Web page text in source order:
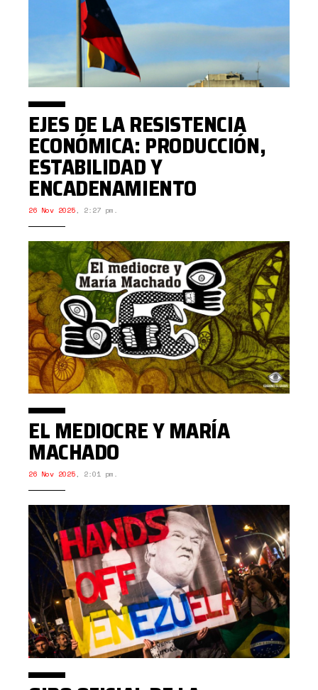
EJES DE LA RESISTENCIA
ECONÓMICA: PRODUCCIÓN,
ESTABILIDAD Y
ENCADENAMIENTO
26 Nov 2025, 2:27 pm.
EL MEDIOCRE Y MARÍA
MACHADO
26 Nov 2025, 2:01 pm.